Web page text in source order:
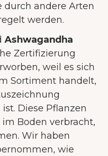
durch andere Arten
werden.
Ashwagandha
Zertifizierung
weil es sich
Sortiment handelt,
Diese Pflanzen
Boden verbracht,
Wir haben
wie